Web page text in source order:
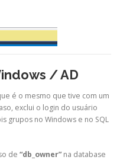
/ AD
é o mesmo que tive com um
exclui o login do usuário
grupos no Windows e no SQL
de “db_owner”na database